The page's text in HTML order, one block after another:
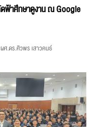
ฟ้าศึกษาดูงาน ณ Google
ศ.ดร.ศิวพร เสาวคนธ์